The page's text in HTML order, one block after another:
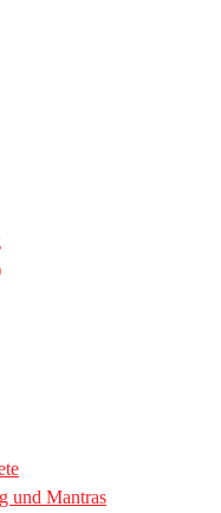
und Mantras